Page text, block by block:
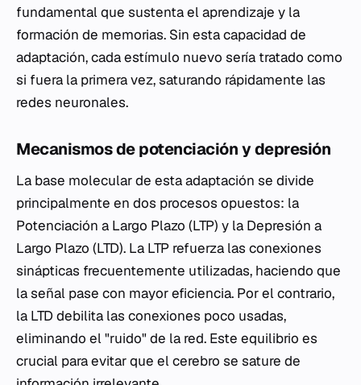
fundamental que sustenta el aprendizaje y la
formación de memorias. Sin esta capacidad de
adaptación, cada estímulo nuevo sería tratado como
si fuera la primera vez, saturando rápidamente las
redes neuronales.
Mecanismos de potenciación y depresión
La base molecular de esta adaptación se divide
principalmente en dos procesos opuestos: la
Potenciación a Largo Plazo (LTP) y la Depresión a
Largo Plazo (LTD). La LTP refuerza las conexiones
sinápticas frecuentemente utilizadas, haciendo que
la señal pase con mayor eficiencia. Por el contrario,
la LTD debilita las conexiones poco usadas,
eliminando el "ruido" de la red. Este equilibrio es
crucial para evitar que el cerebro se sature de